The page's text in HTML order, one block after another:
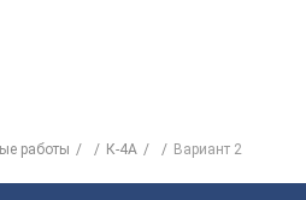
работы К-4А Вариант 2